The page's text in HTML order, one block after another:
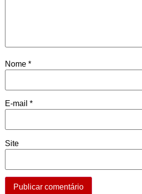
Nome *
E-mail *
Site